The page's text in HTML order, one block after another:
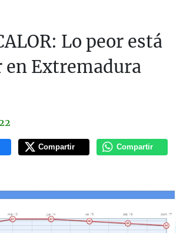
Lo peor está
en Extremadura
Compartir Compartir